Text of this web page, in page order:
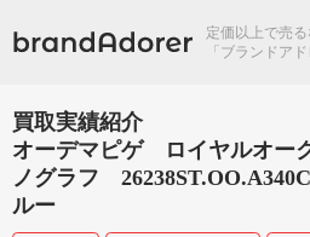
定価以上で売る
「ブランドアド
買取実績紹介
オーデマピゲ ロイヤルオ
ノグラフ
ルー